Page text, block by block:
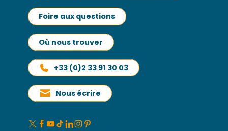
Foire aux questions
Où nous trouver
+33 (0)2 33 91 30 03
Nous écrire